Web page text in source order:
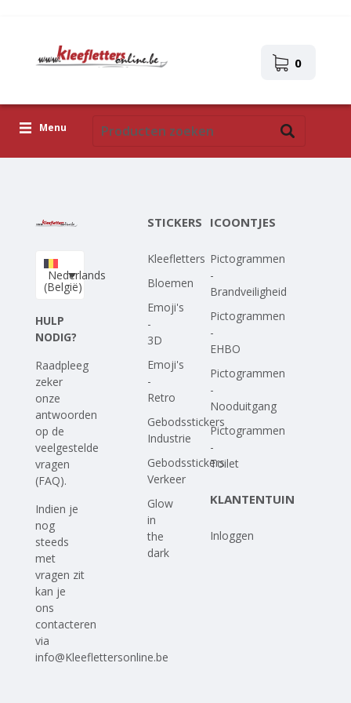
0
Menu
Upload je eigen ontwerp
Corona Covid-19
Nederlands
(België)
HULP
NODIG?
Raadpleeg
zeker
onze
antwoorden
op de
veelgestelde
vragen
(FAQ).
Indien je
nog
steeds
met
vragen zit
kan je
ons
contacteren
via
info@Kleeflettersonline.be
STICKERS
Kleefletters
Bloemen
Emoji's
-
3D
Emoji's
-
Retro
Gebodsstickers
Industrie
Gebodsstickers
Verkeer
Glow
in
the
dark
ICOONTJES
Pictogrammen
-
Brandveiligheid
Pictogrammen
-
EHBO
Pictogrammen
-
Nooduitgang
Pictogrammen
-
Toilet
KLANTENTUIN
Inloggen